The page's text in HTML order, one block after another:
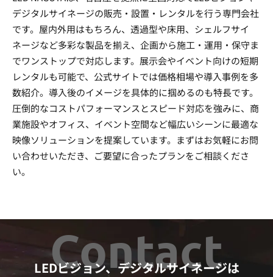
デジタルサイネージの販売・設置・レンタルを行う専門会社
です。屋内外用はもちろん、透過型や床用、シェルフサイ
ネージなど多彩な製品を揃え、企画から施工・運用・保守ま
でワンストップで対応します。展示会やイベント向けの短期
レンタルも可能で、公式サイトでは価格相場や導入事例を多
数紹介。導入後のイメージを具体的に掴めるのも特長です。
圧倒的なコストパフォーマンスとスピード対応を強みに、商
業施設やオフィス、イベント空間など幅広いシーンに最適な
映像ソリューションを提案しています。まずはお気軽にお問
い合わせいただき、ご要望に合ったプランをご相談くださ
い。
Contact
LEDビジョン、デジタルサイネージは